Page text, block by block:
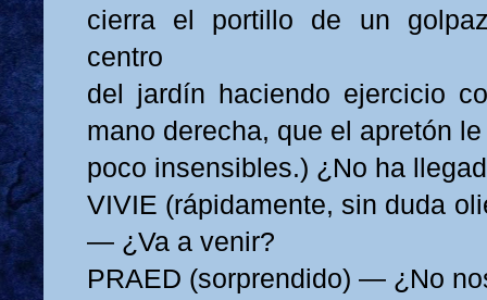
cierra el portillo de un
centro
del jardín haciendo ejercicio
mano derecha, que el apretón
poco insensibles.) ¿No ha
VIVIE (rápidamente, sin duda
— ¿Va a venir?
PRAED (sorprendido) — ¿No